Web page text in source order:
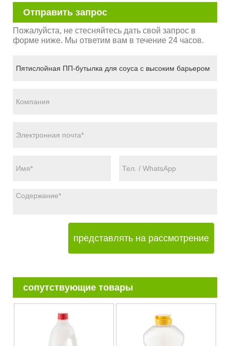
Отправить запрос
Пожалуйста, не стесняйтесь дать свой запрос в
форме ниже. Мы ответим вам в течение 24 часов.
представлять на рассмотрение
сопутствующие товары